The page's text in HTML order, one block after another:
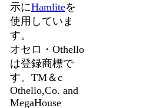
示にHamliteを
使用していま
す。
オセロ・Othello
は登録商標で
す。TM＆c
Othello,Co. and
MegaHouse